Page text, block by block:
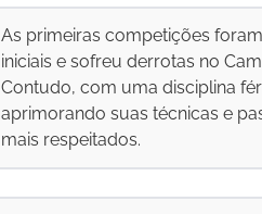
As primeiras competições
iniciais e sofreu derrotas no
Contudo, com uma disciplina
aprimorando suas técnicas e
mais respeitados.